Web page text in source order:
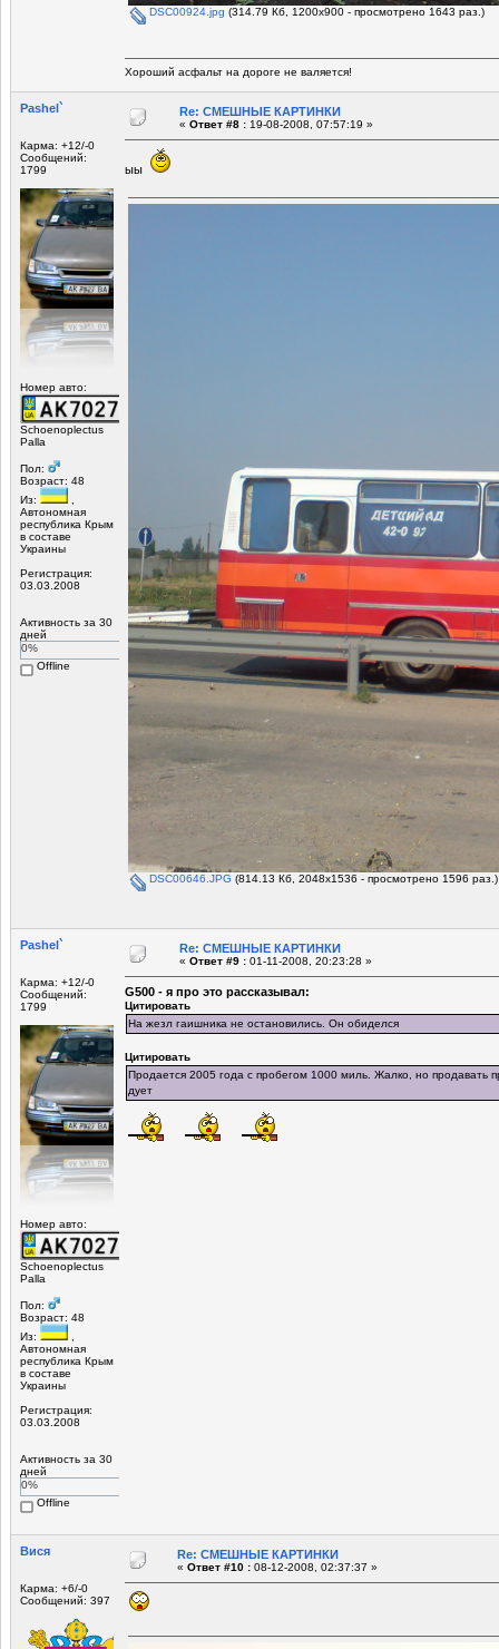
DSC00924.jpg (314.79 Кб, 1200x900 - просмотрено 1643 раз.)
Хороший асфальт на дороге не валяется!
Pashel`
Карма: +12/-0
Сообщений:
1799
Номер авто:
Schoenoplectus
Palla
Пол:
Возраст: 48
Из:
,
Автономная
республика Крым
в составе
Украины
Регистрация:
03.03.2008
Активность за 30
дней
0%
Offline
Re: СМЕШНЫЕ КАРТИНКИ
« Ответ #8 : 19-08-2008, 07:57:19 »
ыы
DSC00646.JPG (814.13 Кб, 2048x1536 - просмотрено 1596 раз.)
Pashel`
Карма: +12/-0
Сообщений:
1799
Номер авто:
Schoenoplectus
Palla
Пол:
Возраст: 48
Из:
,
Автономная
республика Крым
в составе
Украины
Регистрация:
03.03.2008
Активность за 30
дней
0%
Offline
Re: СМЕШНЫЕ КАРТИНКИ
« Ответ #9 : 01-11-2008, 20:23:28 »
G500 - я про это рассказывал:
Цитировать
На жезл гаишника не остановились. Он обиделся
Цитировать
Продается 2005 года с пробегом 1000 миль. Жалко, но продавать
дует
Вися
Карма: +6/-0
Сообщений: 397
Re: СМЕШНЫЕ КАРТИНКИ
« Ответ #10 : 08-12-2008, 02:37:37 »